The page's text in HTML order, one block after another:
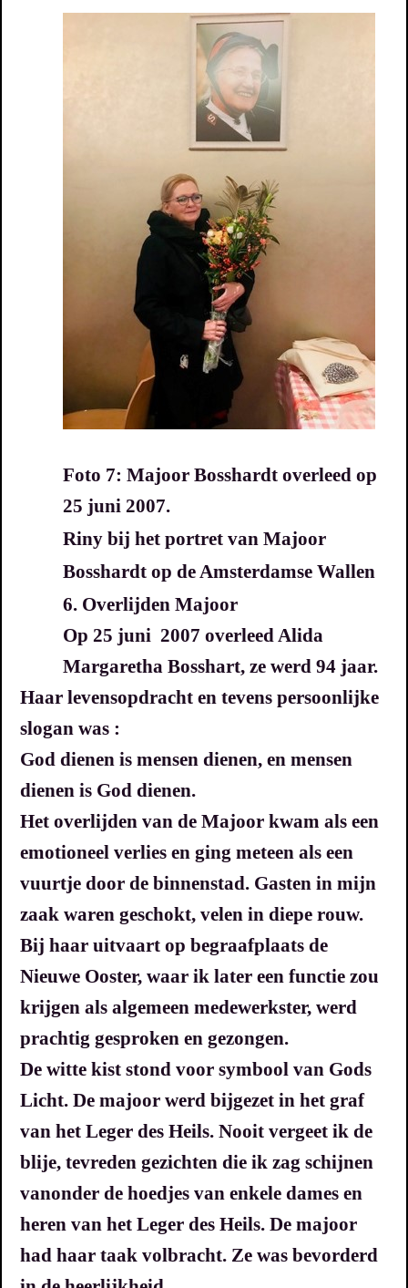
Foto 7: Majoor Bosshardt overleed op
25 juni 2007.
Riny bij het portret van Majoor
Bosshardt op de Amsterdamse Wallen
6. Overlijden Majoor
Op 25 juni 2007 overleed Alida
Margaretha Bosshart, ze werd 94 jaar.
Haar levensopdracht en tevens persoonlijke
slogan was :
God dienen is mensen dienen, en mensen
dienen is God dienen.
Het overlijden van de Majoor kwam als een
emotioneel verlies en ging meteen als een
vuurtje door de binnenstad. Gasten in mijn
zaak waren geschokt, velen in diepe rouw.
Bij haar uitvaart op begraafplaats de
Nieuwe Ooster, waar ik later een functie zou
krijgen als algemeen medewerkster, werd
prachtig gesproken en gezongen.
De witte kist stond voor symbool van Gods
Licht. De majoor werd bijgezet in het graf
van het Leger des Heils. Nooit vergeet ik de
blije, tevreden gezichten die ik zag schijnen
vanonder de hoedjes van enkele dames en
heren van het Leger des Heils. De majoor
had haar taak volbracht. Ze was bevorderd